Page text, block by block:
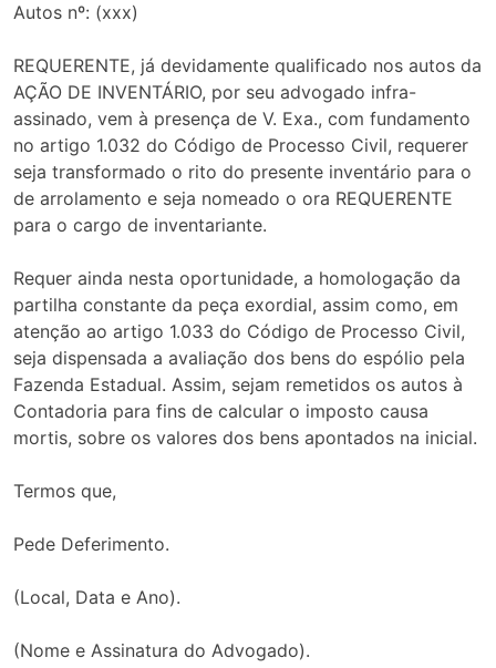
Autos nº: (xxx)
REQUERENTE, já devidamente qualificado nos autos da
AÇÃO DE INVENTÁRIO, por seu advogado infra-
assinado, vem à presença de V. Exa., com fundamento
no artigo 1.032 do Código de Processo Civil, requerer
seja transformado o rito do presente inventário para o
de arrolamento e seja nomeado o ora REQUERENTE
para o cargo de inventariante.
Requer ainda nesta oportunidade, a homologação da
partilha constante da peça exordial, assim como, em
atenção ao artigo 1.033 do Código de Processo Civil,
seja dispensada a avaliação dos bens do espólio pela
Fazenda Estadual. Assim, sejam remetidos os autos à
Contadoria para fins de calcular o imposto causa
mortis, sobre os valores dos bens apontados na inicial.
Termos que,
Pede Deferimento.
(Local, Data e Ano).
(Nome e Assinatura do Advogado).